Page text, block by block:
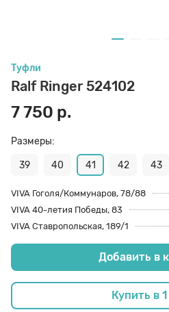
Туфли
Ralf Ringer 524102
7 750 р.
Размеры:
39 40 41 42 43
VIVA Гоголя/Коммунаров, 78/88
VIVA 40-летия Победы, 83
VIVA Ставропольская, 189/1
Добавить в
Купить в
8 den
Полустельки
Пропитка
Пяткоудерживатели
Растяжитель и Очиститель
Салфетки